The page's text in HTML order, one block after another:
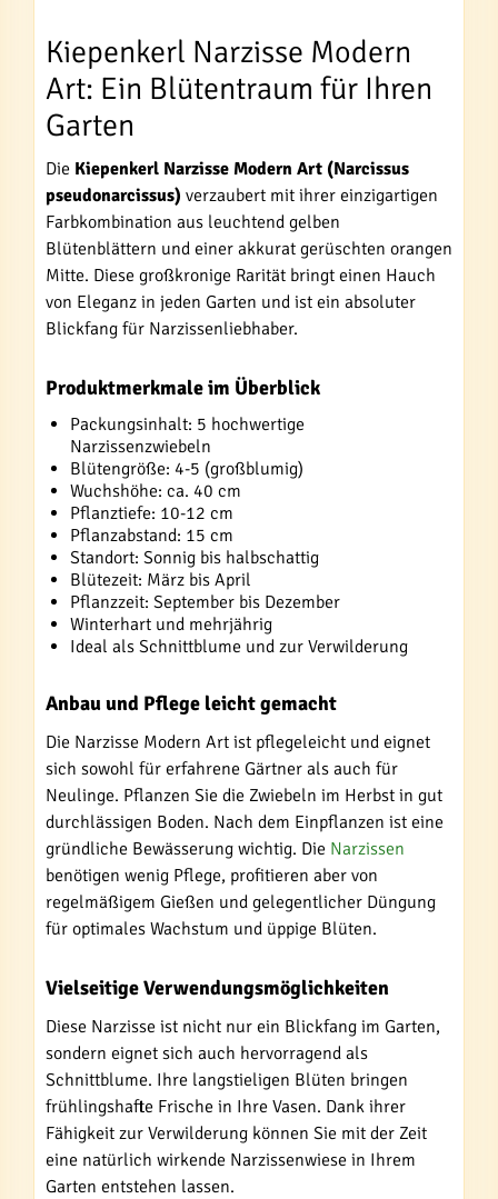
Kiepenkerl Narzisse Modern
Art: Ein Blütentraum für Ihren
Garten
Die Kiepenkerl Narzisse Modern Art (Narcissus
pseudonarcissus) verzaubert mit ihrer einzigartigen
Farbkombination aus leuchtend gelben
Blütenblättern und einer akkurat gerüschten orangen
Mitte. Diese großkronige Rarität bringt einen Hauch
von Eleganz in jeden Garten und ist ein absoluter
Blickfang für Narzissenliebhaber.
Produktmerkmale im Überblick
Packungsinhalt: 5 hochwertige
Narzissenzwiebeln
Blütengröße: 4-5 (großblumig)
Wuchshöhe: ca. 40 cm
Pflanztiefe: 10-12 cm
Pflanzabstand: 15 cm
Standort: Sonnig bis halbschattig
Blütezeit: März bis April
Pflanzzeit: September bis Dezember
Winterhart und mehrjährig
Ideal als Schnittblume und zur Verwilderung
Anbau und Pflege leicht gemacht
Die Narzisse Modern Art ist pflegeleicht und eignet
sich sowohl für erfahrene Gärtner als auch für
Neulinge. Pflanzen Sie die Zwiebeln im Herbst in gut
durchlässigen Boden. Nach dem Einpflanzen ist eine
gründliche Bewässerung wichtig. Die Narzissen
benötigen wenig Pflege, profitieren aber von
regelmäßigem Gießen und gelegentlicher Düngung
für optimales Wachstum und üppige Blüten.
Vielseitige Verwendungsmöglichkeiten
Diese Narzisse ist nicht nur ein Blickfang im Garten,
sondern eignet sich auch hervorragend als
Schnittblume. Ihre langstieligen Blüten bringen
frühlingshafte Frische in Ihre Vasen. Dank ihrer
Fähigkeit zur Verwilderung können Sie mit der Zeit
eine natürlich wirkende Narzissenwiese in Ihrem
Garten entstehen lassen.